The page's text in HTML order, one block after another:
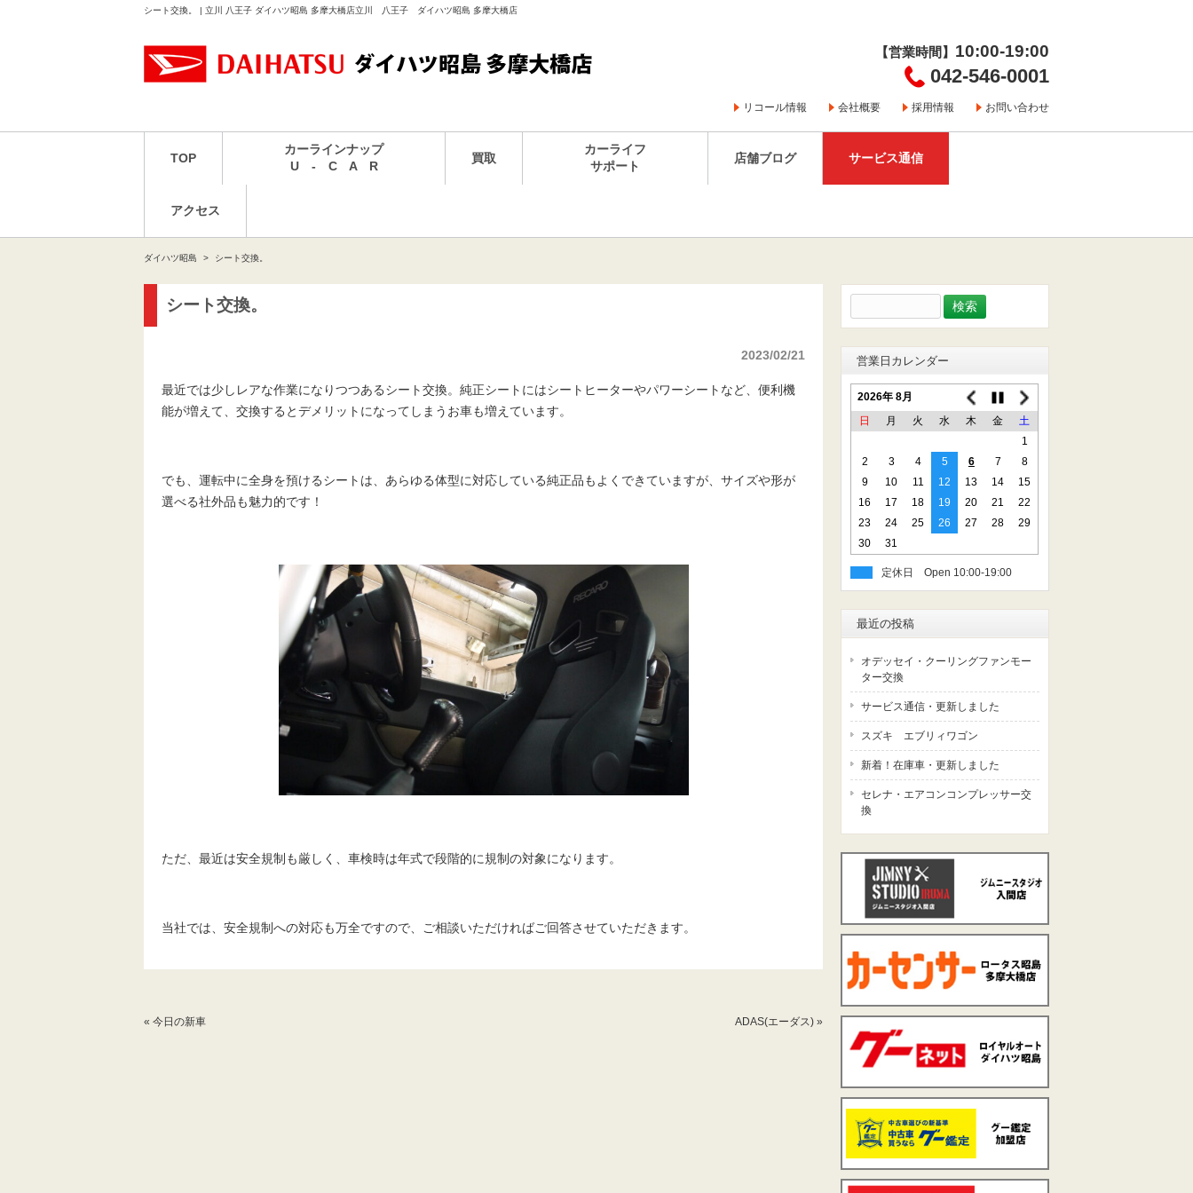
シート交換。 | 立川 八王子 ダイハツ昭島 多摩大橋店立川 八王子 ダイハツ昭島 多摩大橋店
【営業時間】 10:00-19:00
042-546-0001
リコール情報 会社概要 採用情報 お問い合わせ
TOP
カーラインナップ
U - C A R
買取
カーライフ
サポート
店舗ブログ サービス通信
アクセス
ダイハツ昭島 シート交換。
シート交換。
2023/02/21
最近では少しレアな作業になりつつあるシート交換。純正シートにはシートヒーターやパワーシートなど、便利機
能が増えて、交換するとデメリットになってしまうお車も増えています。
でも、運転中に全身を預けるシートは、あらゆる体型に対応している純正品もよくできていますが、サイズや形が
選べる社外品も魅力的です！
ただ、最近は安全規制も厳しく、車検時は年式で段階的に規制の対象になります。
当社では、安全規制への対応も万全ですので、ご相談いただければご回答させていただきます。
« 今日の新車 ADAS(エーダス) »
索:
営業日カレンダー
2026年 8月
日
月 火 水 木 金
土
1
2
3 4 5 6 7
8
9
10 11 12 13 14
15
16
17 18 19 20 21
22
23
24 25 26 27 28
29
30
31
定休日
最近の投稿
オデッセイ・クーリングファンモー
ター交換
サービス通信・更新しました
スズキ エブリィワゴン
新着！在庫車・更新しました
セレナ・エアコンコンプレッサー交
換